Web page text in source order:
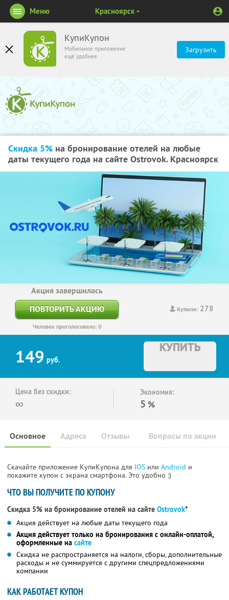
КупиКупон
Мобильное приложение
ещё удобнее
Загрузить
Меню Красноярск
Скидка 5% на бронирование отелей на любые
даты текущего года на сайте Ostrovok. Красноярск
Купили: 278
Акция завершилась
ПОВТОРИТЬ АКЦИЮ
Человек проголосовало: 0
149 руб.
КУПИТЬ
Цена без скидки:
∞
Экономия:
5 %
Основное Отзывы Вопросы по акции
Адреса
Скачайте приложение КупиКупона для IOS или Android и
покажите купон с экрана смартфона. Это удобно :)
ЧТО ВЫ ПОЛУЧИТЕ ПО КУПОНУ
Скидка 5% на бронирование отелей на сайте Ostrovok*
Акция действует на любые даты текущего года
Акция действует только на бронирования с онлайн-оплатой,
оформленные на сайте
Скидка не распространяется на налоги, сборы, дополнительные
расходы и не суммируется с другими спецпредложениями
компании
КАК РАБОТАЕТ КУПОН